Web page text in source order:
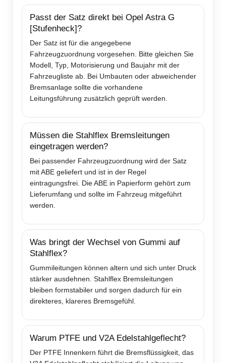
Passt der Satz direkt bei Opel Astra G
[Stufenheck]?
Der Satz ist für die angegebene
Fahrzeugzuordnung vorgesehen. Bitte gleichen Sie
Modell, Typ, Motorisierung und Baujahr mit der
Fahrzeugliste ab. Bei Umbauten oder abweichender
Bremsanlage sollte die vorhandene
Leitungsführung zusätzlich geprüft werden.
Müssen die Stahlflex Bremsleitungen
eingetragen werden?
Bei passender Fahrzeugzuordnung wird der Satz
mit ABE geliefert und ist in der Regel
eintragungsfrei. Die ABE in Papierform gehört zum
Lieferumfang und sollte im Fahrzeug mitgeführt
werden.
Was bringt der Wechsel von Gummi auf
Stahlflex?
Gummileitungen können altern und sich unter Druck
stärker ausdehnen. Stahlflex Bremsleitungen
bleiben formstabiler und sorgen dadurch für ein
direkteres, klareres Bremsgefühl.
Warum PTFE und V2A Edelstahlgeflecht?
Der PTFE Innenkern führt die Bremsflüssigkeit, das